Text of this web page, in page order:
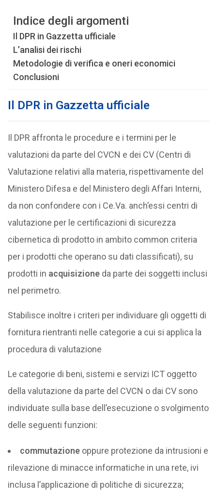
Indice degli argomenti
Il DPR in Gazzetta ufficiale
L’analisi dei rischi
Metodologie di verifica e oneri economici
Conclusioni
Il DPR in Gazzetta ufficiale
Il DPR affronta le procedure e i termini per le
valutazioni da parte del CVCN e dei CV (Centri di
Valutazione relativi alla materia, rispettivamente del
Ministero Difesa e del Ministero degli Affari Interni,
da non confondere con i Ce.Va. anch’essi centri di
valutazione per le certificazioni di sicurezza
cibernetica di prodotto in ambito common criteria
per i prodotti che operano su dati classificati), su
prodotti in acquisizioneda parte dei soggetti inclusi
nel perimetro.
Stabilisce inoltre i criteri per individuare gli oggetti di
fornitura rientranti nelle categorie a cui si applica la
procedura di valutazione
Le categorie di beni, sistemi e servizi ICT oggetto
della valutazione da parte del CVCN o dai CV sono
individuate sulla base dell’esecuzione o svolgimento
delle seguenti funzioni:
commutazioneoppure protezione da intrusioni e
rilevazione di minacce informatiche in una rete, ivi
inclusa l’applicazione di politiche di sicurezza;